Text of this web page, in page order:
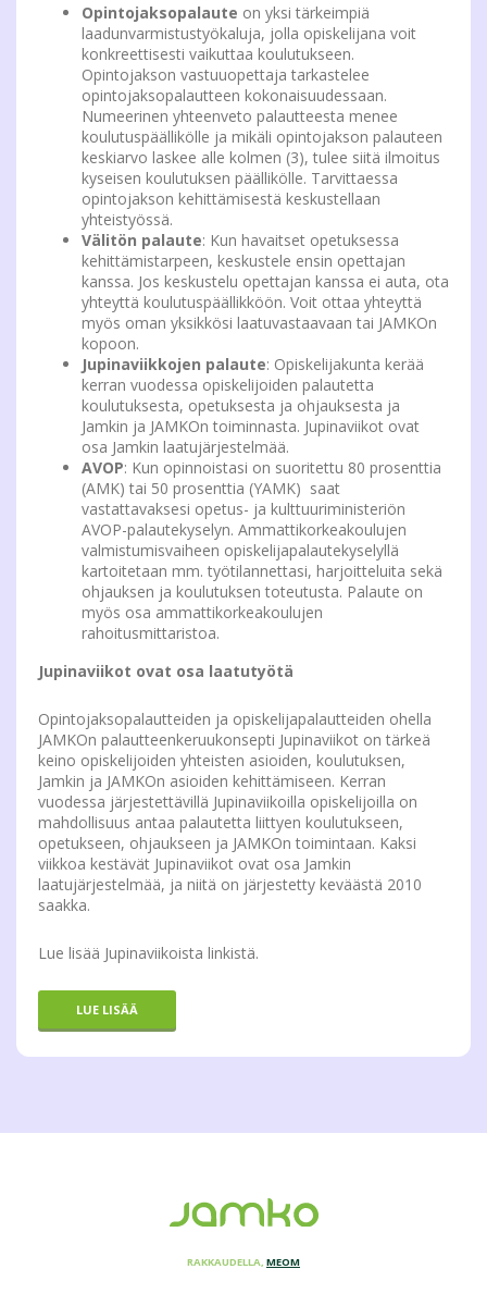
Opintojaksopalaute on yksi tärkeimpiä
laadunvarmistustyökaluja, jolla opiskelijana voit
konkreettisesti vaikuttaa koulutukseen.
Opintojakson vastuuopettaja tarkastelee
opintojaksopalautteen kokonaisuudessaan.
Numeerinen yhteenveto palautteesta menee
koulutuspäällikölle ja mikäli opintojakson palauteen
keskiarvo laskee alle kolmen (3), tulee siitä ilmoitus
kyseisen koulutuksen päällikölle. Tarvittaessa
opintojakson kehittämisestä keskustellaan
yhteistyössä.
Välitön palaute: Kun havaitset opetuksessa
kehittämistarpeen, keskustele ensin opettajan
kanssa. Jos keskustelu opettajan kanssa ei auta, ota
yhteyttä koulutuspäällikköön. Voit ottaa yhteyttä
myös oman yksikkösi laatuvastaavaan tai JAMKOn
kopoon.
Jupinaviikkojen palaute: Opiskelijakunta kerää
kerran vuodessa opiskelijoiden palautetta
koulutuksesta, opetuksesta ja ohjauksesta ja
Jamkin ja JAMKOn toiminnasta. Jupinaviikot ovat
osa Jamkin laatujärjestelmää.
AVOP: Kun opinnoistasi on suoritettu 80 prosenttia
(AMK) tai 50 prosenttia (YAMK) saat
vastattavaksesi opetus- ja kulttuuriministeriön
AVOP-palautekyselyn. Ammattikorkeakoulujen
valmistumisvaiheen opiskelijapalautekyselyllä
kartoitetaan mm. työtilannettasi, harjoitteluita sekä
ohjauksen ja koulutuksen toteutusta. Palaute on
myös osa ammattikorkeakoulujen
rahoitusmittaristoa.
Jupinaviikot ovat osa laatutyötä
Opintojaksopalautteiden ja opiskelijapalautteiden ohella
JAMKOn palautteenkeruukonsepti Jupinaviikot on tärkeä
keino opiskelijoiden yhteisten asioiden, koulutuksen,
Jamkin ja JAMKOn asioiden kehittämiseen. Kerran
vuodessa järjestettävillä Jupinaviikoilla opiskelijoilla on
mahdollisuus antaa palautetta liittyen koulutukseen,
opetukseen, ohjaukseen ja JAMKOn toimintaan. Kaksi
viikkoa kestävät Jupinaviikot ovat osa Jamkin
laatujärjestelmää, ja niitä on järjestetty keväästä 2010
saakka.
Lue lisää Jupinaviikoista linkistä.
LUE LISÄÄ
RAKKAUDELLA, MEOM